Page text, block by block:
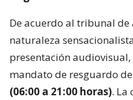
De acuerdo al tribunal de
naturaleza
presentación
mandato de resguardo
(06:00 a 21:00 horas). La